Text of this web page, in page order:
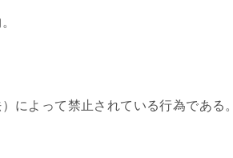
によって禁止されている行為である。